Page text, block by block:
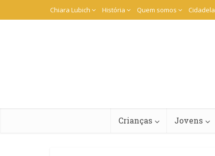
Chiara Lubich História Quem somos Cidadela
Crianças Jovens